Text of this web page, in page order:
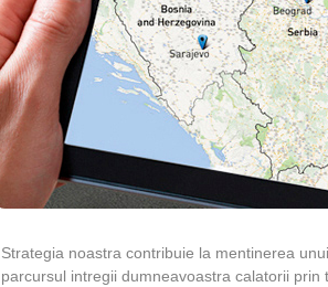
e
t
r
R
Strategia noastra contribuie la mentinerea
parcursul intregii dumneavoastra calatorii